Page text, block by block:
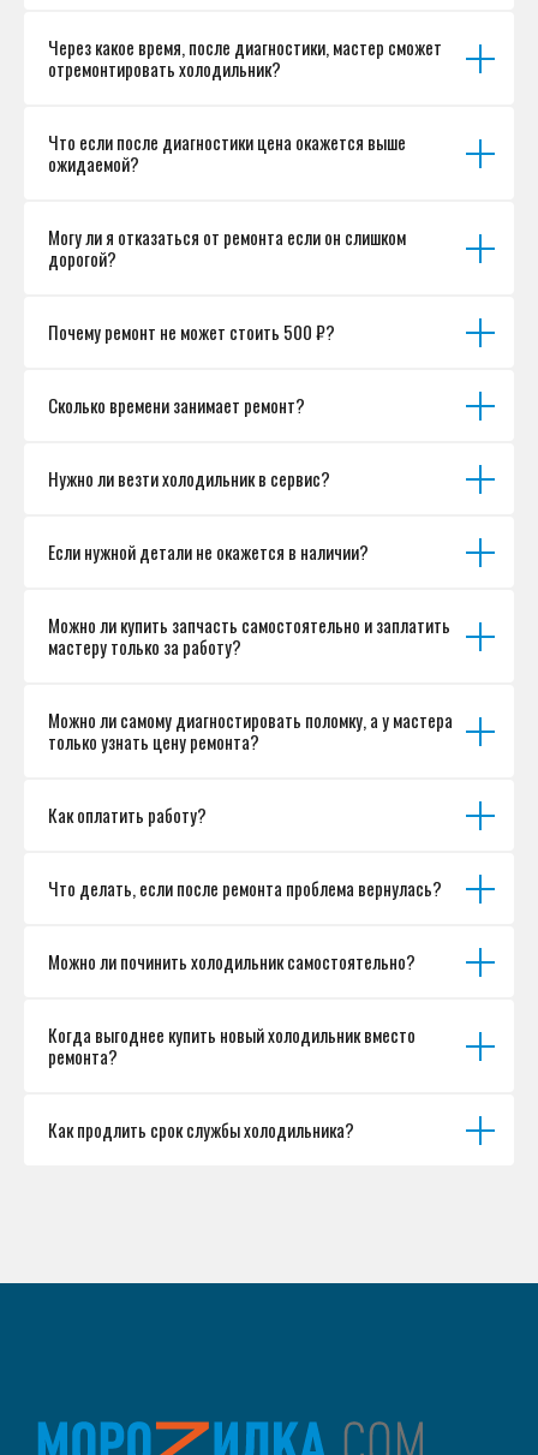
Через какое время, после диагностики, мастер сможет
отремонтировать холодильник?
Что если после диагностики цена окажется выше
ожидаемой?
Могу ли я отказаться от ремонта если он слишком
дорогой?
Почему ремонт не может стоить 500 ₽?
Сколько времени занимает ремонт?
Нужно ли везти холодильник в сервис?
Если нужной детали не окажется в наличии?
Можно ли купить запчасть самостоятельно и заплатить
мастеру только за работу?
Можно ли самому диагностировать поломку, а у мастера
только узнать цену ремонта?
Как оплатить работу?
Что делать, если после ремонта проблема вернулась?
Можно ли починить холодильник самостоятельно?
Когда выгоднее купить новый холодильник вместо
ремонта?
Как продлить срок службы холодильника?